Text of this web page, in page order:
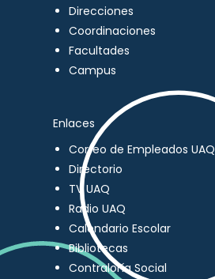
Direcciones
Coordinaciones
Facultades
Campus
Enlaces
Correo de Empleados UAQ
Directorio
TV UAQ
Radio UAQ
Calendario Escolar
Bibliotecas
Contraloría Social